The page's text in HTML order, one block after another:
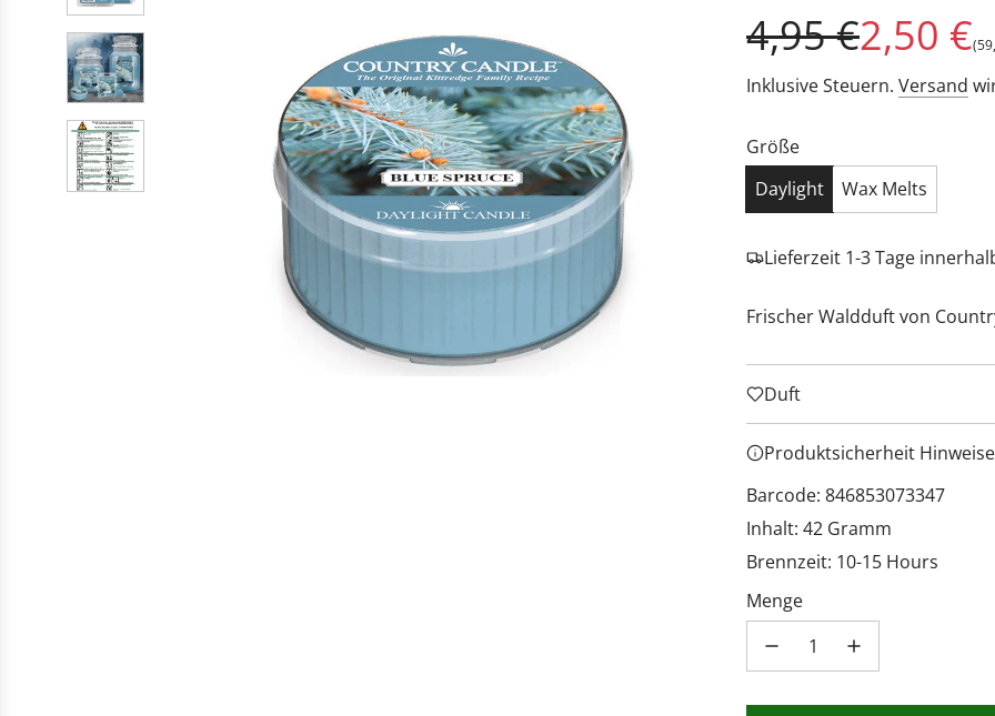
Sonderpreis
4,95 €
Regulärer
Preis
2,50 €(
Inklusive Steuern. Versand
Größe
Daylight
Wax Melts
Lieferzeit 1-3 Tage
Frischer Waldduft von
Duft
Produktsicherheit Hinweise
Barcode: 846853073347
Inhalt: 42 Gramm
Brennzeit: 10-15 Hours
Menge